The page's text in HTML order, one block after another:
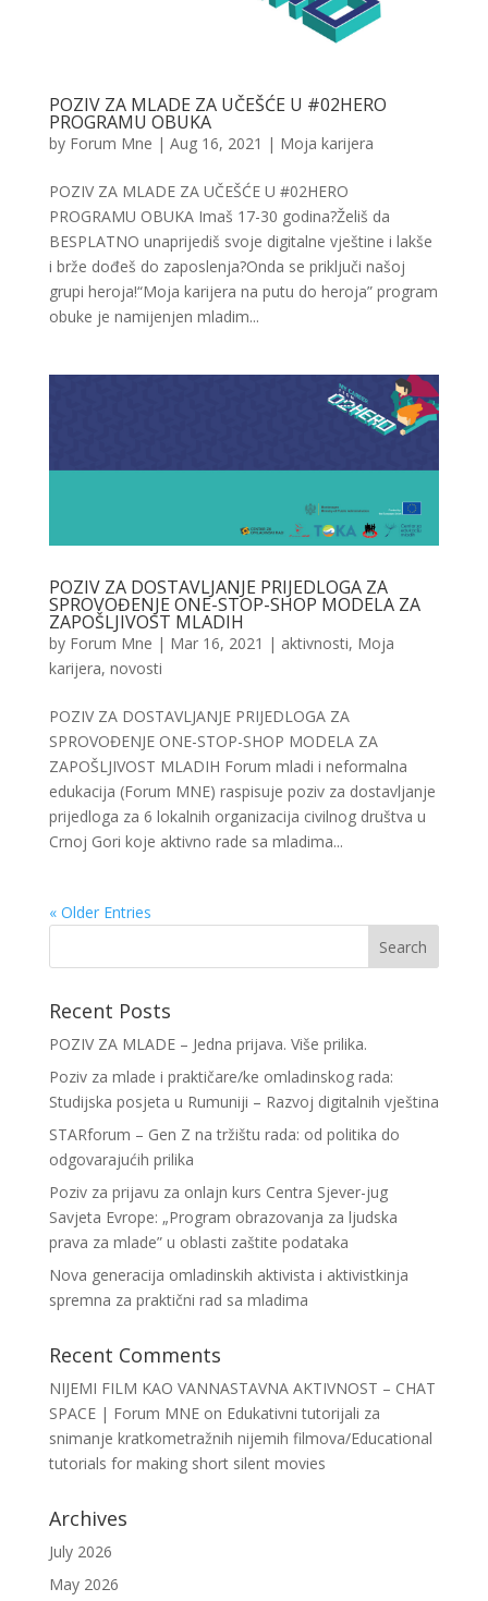
POZIV ZA MLADE ZA UČEŠĆE U #02HERO
PROGRAMU OBUKA
by Forum Mne | Aug 16, 2021 | Moja karijera
POZIV ZA MLADE ZA UČEŠĆE U #02HERO
PROGRAMU OBUKA Imaš 17-30 godina?Želiš da
BESPLATNO unaprijediš svoje digitalne vještine i lakše
i brže dođeš do zaposlenja?Onda se priključi našoj
grupi heroja!“Moja karijera na putu do heroja” program
obuke je namijenjen mladim...
POZIV ZA DOSTAVLJANJE PRIJEDLOGA ZA
SPROVOĐENJE ONE-STOP-SHOP MODELA ZA
ZAPOŠLJIVOST MLADIH
by Forum Mne | Mar 16, 2021 | aktivnosti, Moja
karijera, novosti
POZIV ZA DOSTAVLJANJE PRIJEDLOGA ZA
SPROVOĐENJE ONE-STOP-SHOP MODELA ZA
ZAPOŠLJIVOST MLADIH Forum mladi i neformalna
edukacija (Forum MNE) raspisuje poziv za dostavljanje
prijedloga za 6 lokalnih organizacija civilnog društva u
Crnoj Gori koje aktivno rade sa mladima...
« Older Entries
Recent Posts
POZIV ZA MLADE – Jedna prijava. Više prilika.
Poziv za mlade i praktičare/ke omladinskog rada:
Studijska posjeta u Rumuniji – Razvoj digitalnih vještina
STARforum – Gen Z na tržištu rada: od politika do
odgovarajućih prilika
Poziv za prijavu za onlajn kurs Centra Sjever-jug
Savjeta Evrope: „Program obrazovanja za ljudska
prava za mlade” u oblasti zaštite podataka
Nova generacija omladinskih aktivista i aktivistkinja
spremna za praktični rad sa mladima
Recent Comments
NIJEMI FILM KAO VANNASTAVNA AKTIVNOST – CHAT
SPACE | Forum MNEon Edukativni tutorijali za
snimanje kratkometražnih nijemih filmova/Educational
tutorials for making short silent movies
Archives
July 2026
May 2026